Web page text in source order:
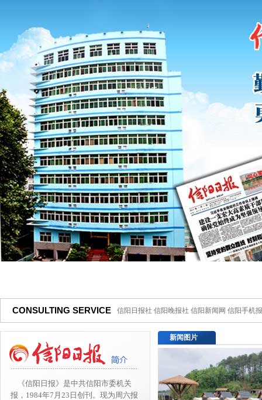
CONSULTING SERVICE 信阳日报社 信阳晚报社 信阳新闻网 信阳手机
《信阳日报》是中共信阳市委机关
报，1984年7月23日创刊。现为周六报
新闻图片